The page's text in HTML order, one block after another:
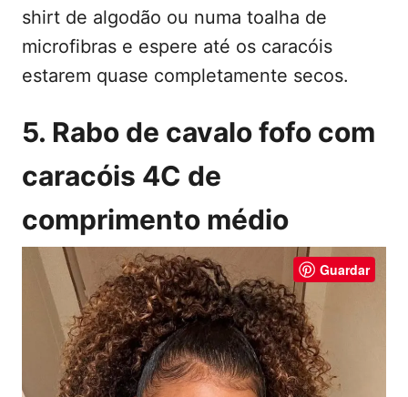
shirt de algodão ou numa toalha de
microfibras e espere até os caracóis
estarem quase completamente secos.
5. Rabo de cavalo fofo com
caracóis 4C de
comprimento médio
Guardar